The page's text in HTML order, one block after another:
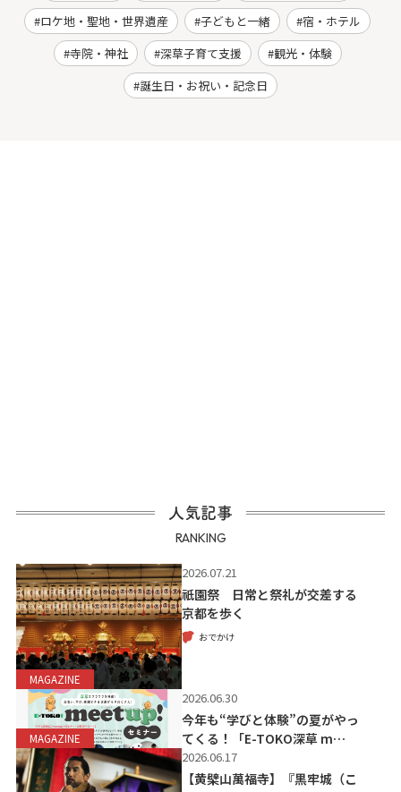
ロケ地・聖地・世界遺産
子どもと一緒
宿・ホテル
寺院・神社
深草子育て支援
観光・体験
誕生日・お祝い・記念日
人気記事
RANKING
MAGAZINE
2026.07.21
祇園祭 日常と祭礼が交差する
京都を歩く
おでかけ
MAGAZINE
2026.06.30
今年も“学びと体験”の夏がやっ
てくる！「E-TOKO深草 m…
2026.06.17
【黄檗山萬福寺】『黒牢城（こ